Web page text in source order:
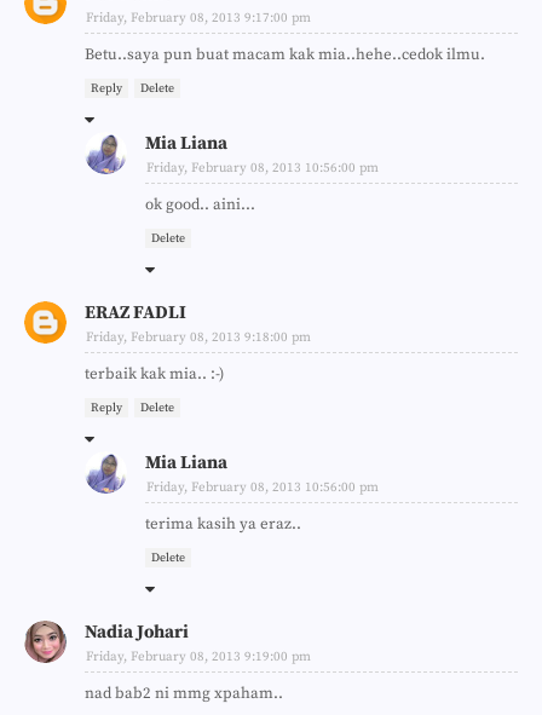
Friday, February 08, 2013 9:17:00 pm
Betu..saya pun buat macam kak mia..hehe..cedok ilmu.
Reply Delete
Mia Liana
Friday, February 08, 2013 10:56:00 pm
ok good.. aini...
Delete
ERAZ FADLI
Friday, February 08, 2013 9:18:00 pm
terbaik kak mia.. :-)
Reply Delete
Mia Liana
Friday, February 08, 2013 10:56:00 pm
terima kasih ya eraz..
Delete
Nadia Johari
Friday, February 08, 2013 9:19:00 pm
nad bab2 ni mmg xpaham..